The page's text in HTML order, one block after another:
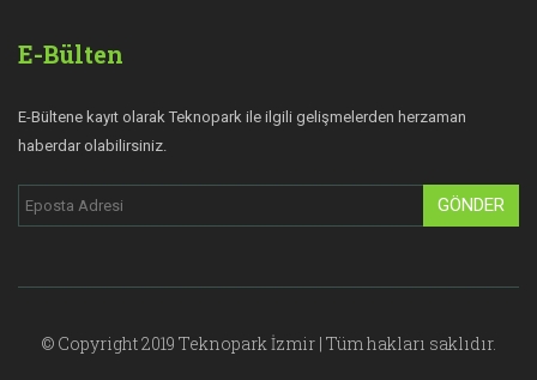
E-Bülten
E-Bültene kayıt olarak Teknopark ile ilgili gelişmelerden herzaman
haberdar olabilirsiniz.
GÖNDER
© Copyright 2019 Teknopark İzmir | Tüm hakları saklıdır.